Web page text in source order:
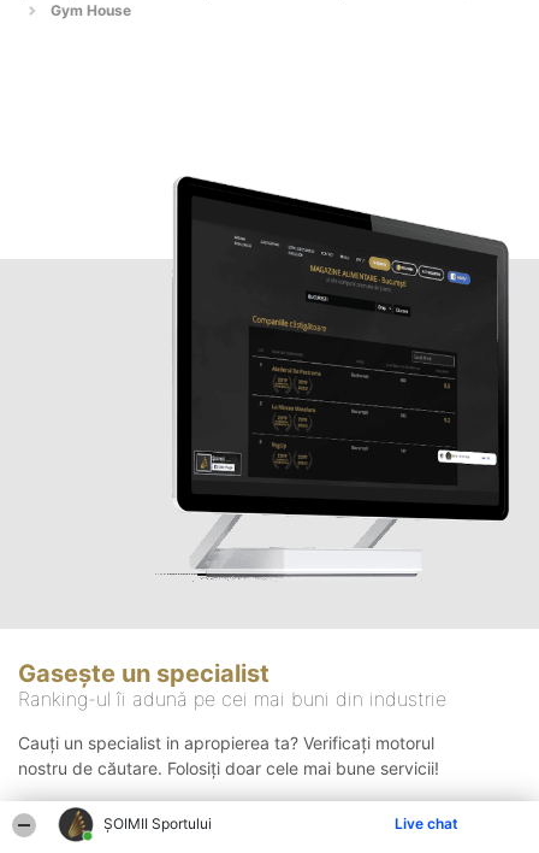
ȘOIMII Sportului Live chat
Gym House
Gasește un specialist
Ranking-ul îi adună pe cei mai buni din industrie
Cauți un specialist in apropierea ta? Verificați motorul
nostru de căutare. Folosiți doar cele mai bune servicii!